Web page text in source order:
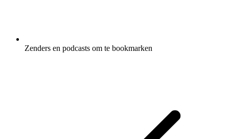
Zenders en podcasts om te bookmarken